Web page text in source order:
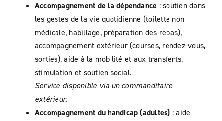
Accompagnement de la dépendance : soutien dans
les gestes de la vie quotidienne (toilette non
médicale, habillage, préparation des repas),
accompagnement extérieur (courses, rendez-vous,
sorties), aide à la mobilité et aux transferts,
stimulation et soutien social.
Service disponible via un commanditaire
extérieur.
Accompagnement du handicap (adultes) : aide